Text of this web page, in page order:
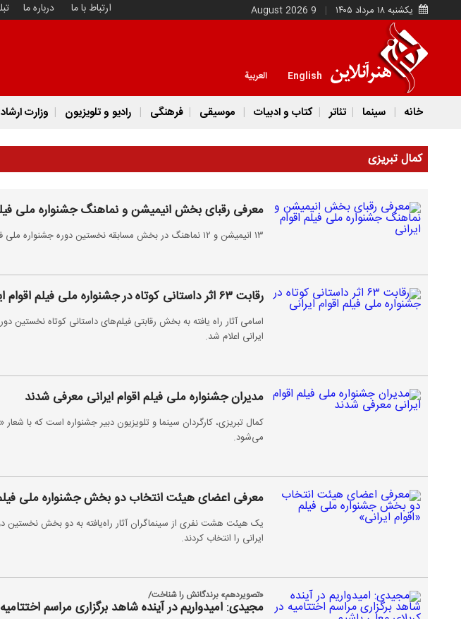
یکشنبه ۱۸ مرداد ۱۴۰۵ 9 August 2026 ارتباط با ما درباره ما
English العربية
خانه سینما تئاتر کتاب و ادبیات موسیقی فرهنگی رادیو و تلویزیون وزارت ارشاد
کمال تبریزی
معرفی رقبای بخش انیمیشن و نماهنگ جشنواره ملی فیلم
۱۳ انیمیشن و ۱۲ نماهنگ در بخش مسابقه نخستین دوره جشنواره ملی فیلم اقوام ایرانی رقابت می‌کنند.
رقابت ۶۳ اثر داستانی کوتاه در جشنواره ملی فیلم اقوام ایرانی
اسامی آثار راه یافته به بخش رقابتی فیلم‌های داستانی کوتاه نخستین
ایرانی اعلام شد.
مدیران جشنواره ملی فیلم اقوام ایرانی معرفی شدند
کمال تبریزی، کارگردان سینما و تلویزیون دبیر جشنواره است که با شعار
می‌شود.
معرفی اعضای هیئت انتخاب دو بخش جشنواره ملی فیلم
یک هیئت هشت نفری از سینماگران آثار راه‌یافته به دو بخش نخستین
ایرانی را انتخاب کردند.
«تصویردهم» برندگانش را شناخت/
مجیدی: امیدواریم در آینده شاهد برگزاری مراسم